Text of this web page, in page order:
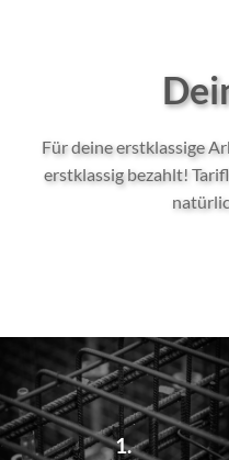
Für deine erstklassige
erstklassig bezahlt!
1.